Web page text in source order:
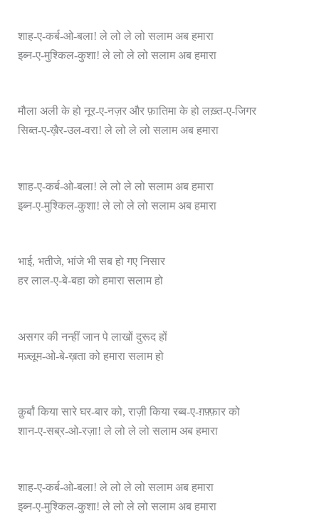
शाह-ए-कर्ब-ओ-बला! ले लो ले लो सलाम अब हमारा
इब्न-ए-मुश्किल-कुशा! ले लो ले लो सलाम अब हमारा
मौला अली के हो नूर-ए-नज़र और फ़ातिमा के हो लख़्त-ए-जिगर
सिब्त-ए-ख़ैर-उल-वरा! ले लो ले लो सलाम अब हमारा
शाह-ए-कर्ब-ओ-बला! ले लो ले लो सलाम अब हमारा
इब्न-ए-मुश्किल-कुशा! ले लो ले लो सलाम अब हमारा
भाई, भतीजे, भांजे भी सब हो गए निसार
हर लाल-ए-बे-बहा को हमारा सलाम हो
असगर की नन्हीं जान पे लाखों दुरूद हों
मज़्लूम-ओ-बे-ख़ता को हमारा सलाम हो
क़ुर्बां किया सारे घर-बार को, राज़ी किया रब्ब-ए-ग़फ़्फ़ार को
शान-ए-सब्र-ओ-रज़ा! ले लो ले लो सलाम अब हमारा
शाह-ए-कर्ब-ओ-बला! ले लो ले लो सलाम अब हमारा
इब्न-ए-मुश्किल-कुशा! ले लो ले लो सलाम अब हमारा